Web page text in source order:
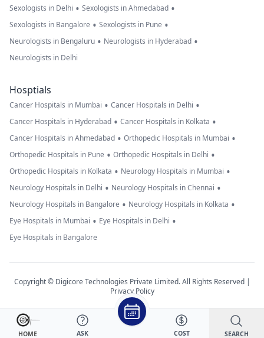
HOME ASK COST SEARCH
Sexologists in Delhi • Sexologists in Ahmedabad •
Sexologists in Bangalore • Sexologists in Pune •
Neurologists in Bengaluru • Neurologists in Hyderabad •
Neurologists in Delhi
Hosptials
Cancer Hospitals in Mumbai • Cancer Hospitals in Delhi •
Cancer Hospitals in Hyderabad • Cancer Hospitals in Kolkata •
Cancer Hospitals in Ahmedabad • Orthopedic Hospitals in Mumbai •
Orthopedic Hospitals in Pune • Orthopedic Hospitals in Delhi •
Orthopedic Hospitals in Kolkata • Neurology Hospitals in Mumbai •
Neurology Hospitals in Delhi • Neurology Hospitals in Chennai •
Neurology Hospitals in Bangalore • Neurology Hospitals in Kolkata •
Eye Hospitals in Mumbai • Eye Hospitals in Delhi •
Eye Hospitals in Bangalore
Copyright © Digicore Technologies Private Limited. All Rights Reserved |
Privacy Policy